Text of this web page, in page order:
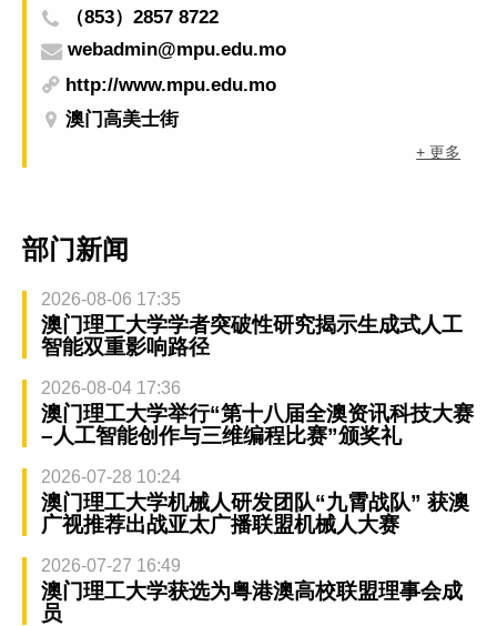
（853）2857 8722
webadmin@mpu.edu.mo
http://www.mpu.edu.mo
澳门高美士街
+ 更多
部门新闻
2026-08-06 17:35
澳门理工大学学者突破性研究揭示生成式人工
智能双重影响路径
2026-08-04 17:36
澳门理工大学举行“第十八届全澳资讯科技大赛
–人工智能创作与三维编程比赛”颁奖礼
2026-07-28 10:24
澳门理工大学机械人研发团队“九霄战队” 获澳
广视推荐出战亚太广播联盟机械人大赛
2026-07-27 16:49
澳门理工大学获选为粤港澳高校联盟理事会成
员